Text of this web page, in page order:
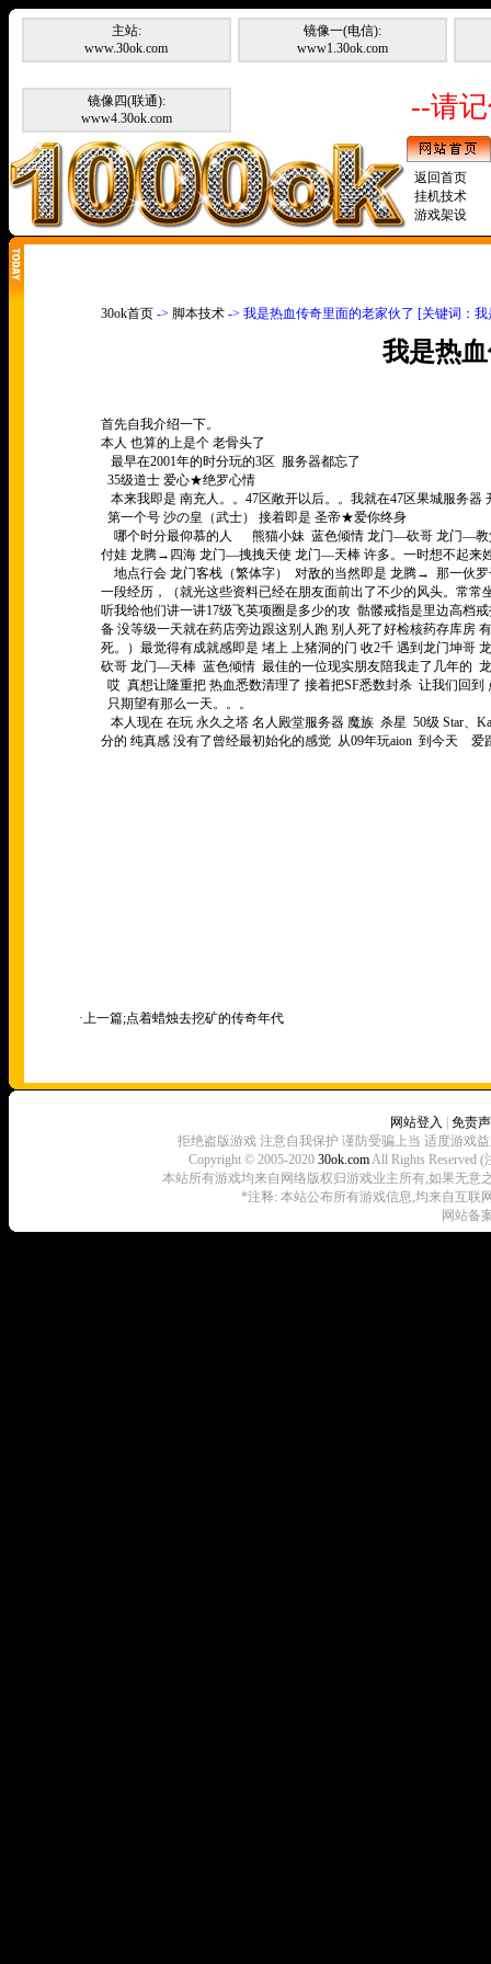
主站:
www.30ok.com
镜像一(电信):
www1.30ok.com
镜像四(联通):
www4.30ok.com
--请
返回首页
挂机技术
游戏架设
30ok首页 -> 脚本技术 -> 我是热血传奇里面的老家伙了 [关键词：
我是热
首先自我介绍一下。
本人 也算的上是个 老骨头了
最早在2001年的时分玩的3区 服务器都忘了
35级道士 爱心★绝罗心情
本来我即是 南充人。。47区敞开以后。。我就在47区果城服务器
第一个号 沙の皇（武士） 接着即是 圣帝★爱你终身
哪个时分最仰慕的人 熊猫小妹 蓝色倾情 龙门—砍哥 龙门—教
付娃 龙腾→四海 龙门—拽拽天使 龙门—天棒 许多。一时想不起来
地点行会 龙门客栈（繁体字） 对敌的当然即是 龙腾→ 那一伙罗
一段经历，（就光这些资料已经在朋友面前出了不少的风头。常
听我给他们讲一讲17级飞英项圈是多少的攻 骷髅戒指是里边高档
备 没等级一天就在药店旁边跟这别人跑 别人死了好检核药存库房
死。）最觉得有成就感即是 堵上 上猪洞的门 收2千 遇到龙门坤
砍哥 龙门—天棒 蓝色倾情 最佳的一位现实朋友陪我走了几年的
哎 真想让隆重把 热血悉数清理了 接着把SF悉数封杀 让我们回
只期望有那么一天。。。
本人现在 在玩 永久之塔 名人殿堂服务器 魔族 杀星 50级 Star、
分的 纯真感 没有了曾经最初始化的感觉 从09年玩aion 到今天 爱
·上一篇;点着蜡烛去挖矿的传奇年代
网站登入
免责
拒绝盗版游戏 注意自我保护 谨防受骗上当 适度游戏
Copyright © 2005-2020 30ok.comAll Rights Reserved
本站所有游戏均来自网络版权归游戏业主所有,如果无意
*注释: 本站公布所有游戏信息,均来自互联
网站备